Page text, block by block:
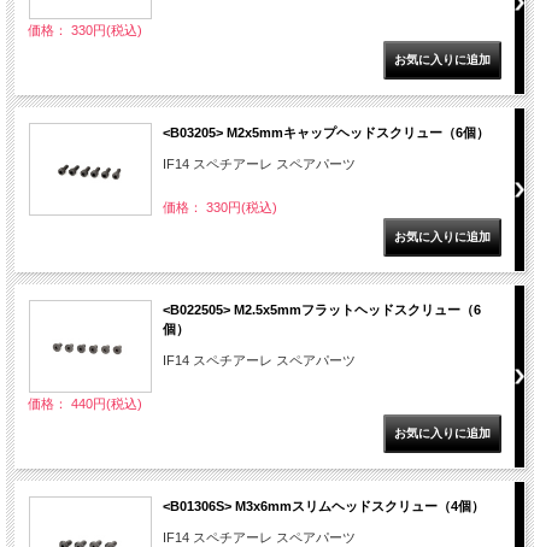
価格： 330円(税込)
<B03205> M2x5mmキャップヘッドスクリュー（6個）
IF14 スペチアーレ スペアパーツ
価格： 330円(税込)
<B022505> M2.5x5mmフラットヘッドスクリュー（6
個）
IF14 スペチアーレ スペアパーツ
価格： 440円(税込)
<B01306S> M3x6mmスリムヘッドスクリュー（4個）
IF14 スペチアーレ スペアパーツ